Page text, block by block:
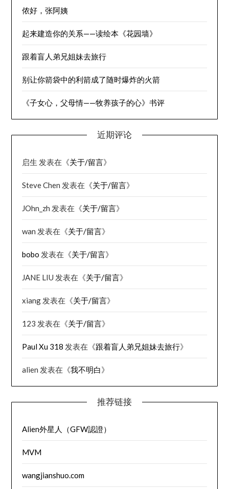
侬好，张阿姨
起来建造你的关系——读绘本《花园墙》
跟着盲人弟兄姐妹去旅行
别让你箭袋中的利箭成了随时爆炸的火箭
《子女心，父母情——牧养孩子的心》书评
近期评论
启生 发表在《关于/留言》
Steve Chen 发表在《关于/留言》
JOhn_zh 发表在《关于/留言》
wan 发表在《关于/留言》
bobo 发表在《关于/留言》
JANE LIU 发表在《关于/留言》
xiang 发表在《关于/留言》
123 发表在《关于/留言》
Paul Xu 318 发表在《跟着盲人弟兄姐妹去旅行》
alien 发表在《我不明白》
推荐链接
Alien外星人（GFW認證）
MVM
wangjianshuo.com